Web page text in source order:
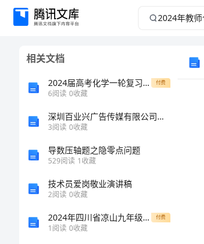
2024
相关文档
2024届高考化学一轮复习第八章水溶液中的离子反应与平衡第46讲水溶液中四大平衡常数的综合应用 付费
6阅读 0收藏
深圳百业兴广告传媒有限公司介绍企业发展分析报告
3阅读 0收藏
导数压轴题之隐零点问题
529阅读 1收藏
技术员爱岗敬业演讲稿
2阅读 0收藏
2024年四川省凉山九年级化学上学期期末教学质量检测试题含解析 付费
1阅读 0收藏